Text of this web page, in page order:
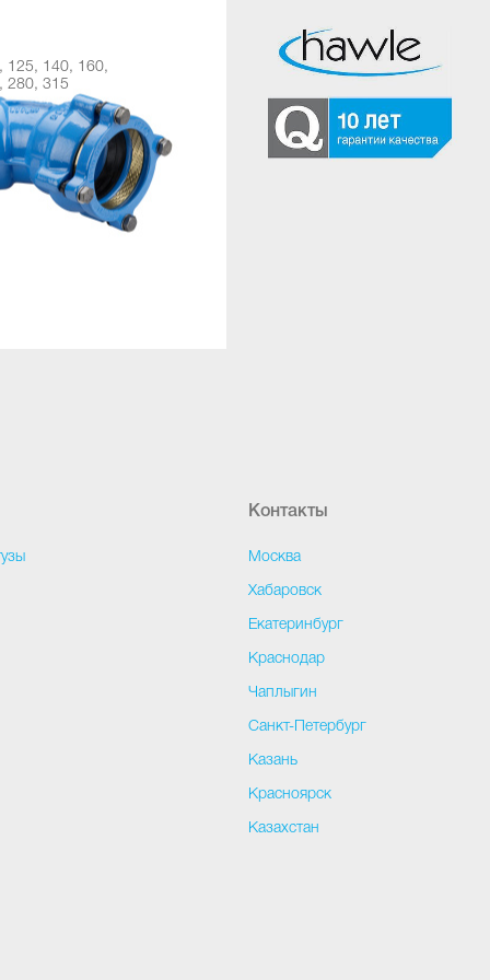
125, 140, 160,
280, 315
DN 63, 75, 90, 110, 125, 140,
PN 16
Контакты
Москва
Хабаровск
Екатеринбург
Краснодар
Чаплыгин
Санкт-Петербург
Казань
Красноярск
Казахстан